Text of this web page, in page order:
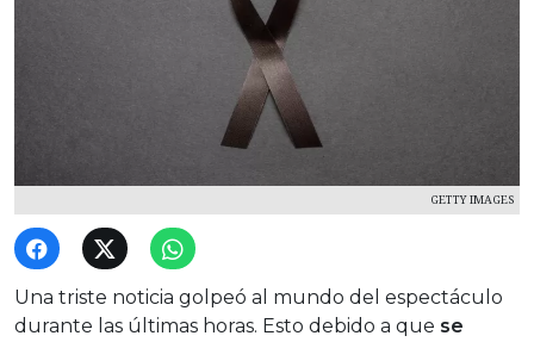
GETTY IMAGES
Una triste noticia golpeó al mundo del espectáculo
durante las últimas horas. Esto debido a que se